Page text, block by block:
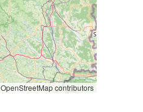
OpenStreetMapcontributors